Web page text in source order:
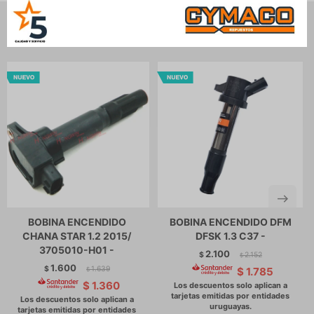
Productos que te pueden interesar
BOBINA ENCENDIDO
CHANA STAR 1.2 2015/
3705010-H01 -
$1.600 $ 1.639
$ 1.360
BOBINA ENCENDIDO DFM
DFSK 1.3 C37 -
$ 2.100 $ 2.152
$ 1.785